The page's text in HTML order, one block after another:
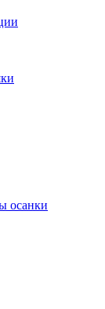
осанки